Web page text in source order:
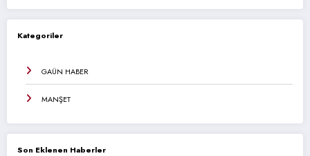
Kategoriler
GAÜN HABER
MANŞET
Son Eklenen Haberler